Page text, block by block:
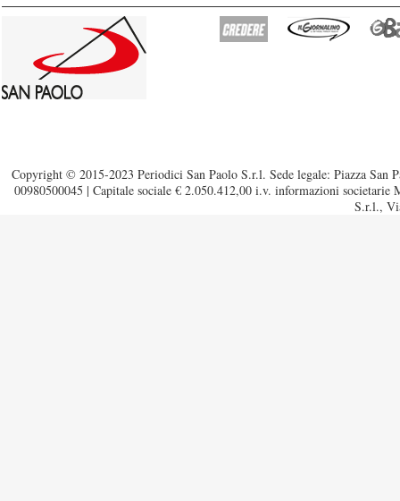
Copyright © 2015-2023 Periodici San Paolo S.r.l. Sede legale: Piazza
00980500045 | Capitale sociale € 2.050.412,00 i.v. informazioni
S.r.l.,